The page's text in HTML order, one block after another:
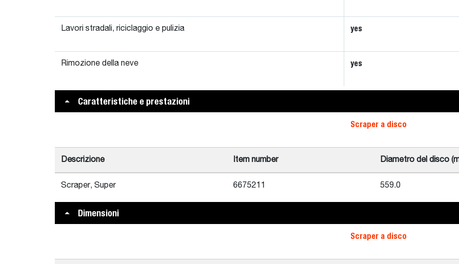
Lavori stradali, riciclaggio e pulizia yes
Rimozione della neve yes
Caratteristiche e prestazioni
Scraper a disco
Descrizione Item number Diametro del disco
Scraper, Super 6675211 559.0
Dimensioni
Scraper a disco